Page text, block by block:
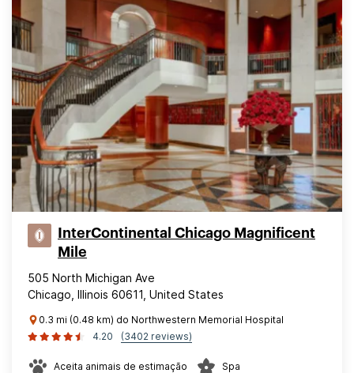
InterContinental Chicago Magnificent
Mile
505 North Michigan Ave
Chicago, Illinois 60611, United States
0.3 mi (0.48 km) do Northwestern Memorial Hospital
4.20
(3402 reviews)
Aceita animais de estimação Spa